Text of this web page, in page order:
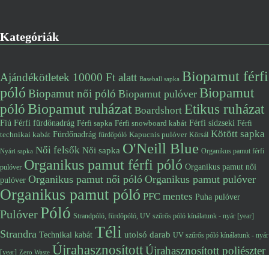
Kategóriák
Ajándékötletek 10000 Ft alatt Baseball sapka Biopamut férfi
póló Biopamut női póló Biopamut pulóver Biopamut
pólóBiopamut ruházat Boardshort Etikus ruházat
Fiú Férfi fürdőnadrág Férfi sapka Férfi snowboard kabát Férfi sídzseki Férfi
technikai kabát Fürdőnadrág fürdőpóló Kapucnis pulóver Körsál Kötött sapka
Nyári sapka Női felsők Női sapka O'Neill Blue Organikus pamut férfi
pulóver Organikus pamut férfi póló Organikus pamut női
pulóver Organikus pamut női póló Organikus pamut pulóver
Organikus pamut póló PFC mentes Puha pulóver
PulóverPóló Strandpóló, fürdőpóló, UV szűrős póló kínálatunk - nyár [year]
Strandra Technikai kabát Téli utolsó darab UV szűrős póló kínálatunk - nyár
[year] Zero Waste ÚjrahasznosítottÚjrahasznosított poliészter